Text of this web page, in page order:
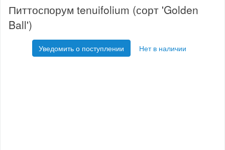
Питтоспорум tenuifolium (сорт 'Golden
Ball')
Уведомить о поступлении Нет в наличии